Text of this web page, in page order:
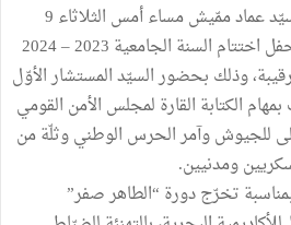
تولّى وزير الدّفاع الوطني السيّد عماد ممّيش مساء أمس الثلاثاء 9
جويلية 2024 الإشراف على حفل اختتام السنة الجامعية 2023 – 2024
وذلك بحضور السيّد المستشار الأوّل
الكتابة القارة لمجلس الأمن القومي
للجيوش وآمر الحرس الوطني وثلّة من
ومدنيين.
تخرّج دورة “الطاهر صفر”